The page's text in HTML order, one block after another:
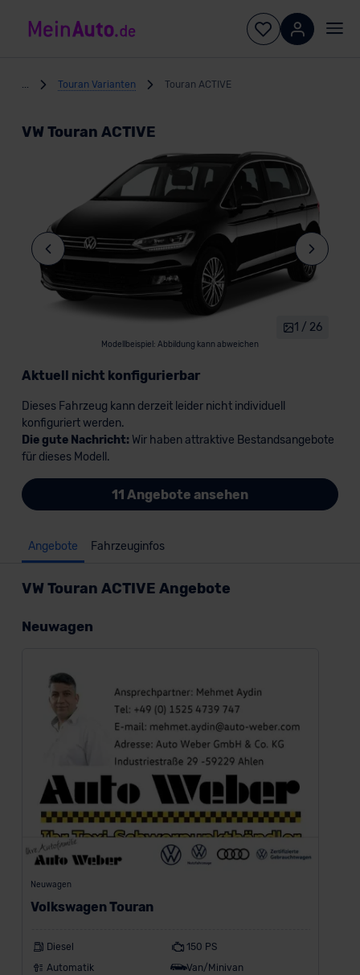
Touran Varianten Touran ACTIVE
VW Touran ACTIVE
Modellbeispiel: Abbildung kann abweichen
1 / 26
Aktuell nicht konfigurierbar
Dieses Fahrzeug kann derzeit leider nicht individuell
konfiguriert werden.
Die gute Nachricht: Wir haben attraktive Bestandsangebote
für dieses Modell.
11 Angebote ansehen
Angebote Fahrzeuginfos
VW Touran ACTIVE Angebote
Neuwagen
Neuwagen
Volkswagen Touran
Diesel
150 PS
Automatik
Van/Minivan